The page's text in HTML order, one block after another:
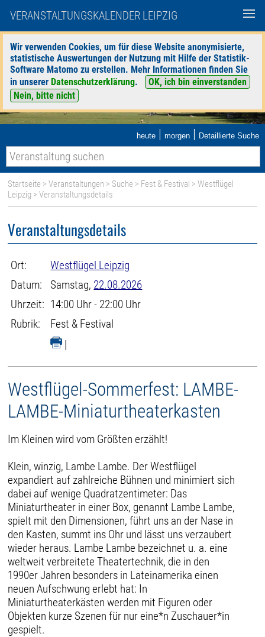
VERANSTALTUNGSKALENDER LEIPZIG
Wir verwenden Cookies, um für diese Website anonymisierte,
statistische Auswertungen der Nutzung mit Hilfe der Statistik-
Software Matomo zu erstellen. Mehr Informationen finden Sie
in unserer Datenschutzerklärung.
OK, ich bin einverstanden
Nein, bitte nicht
heute | morgen | Detaillierte Suche
Startseite >Veranstaltungen > Suche > Fest & Festival >Westflügel
Leipzig > Veranstaltungsdetails
Veranstaltungsdetails
Ort:
Westflügel Leipzig
Datum:
Samstag, 22.08.2026
Uhrzeit: 14:00 Uhr - 22:00 Uhr
Rubrik:
Fest & Festival
|
Westflügel-Sommerfest: LAMBE-
LAMBE-Miniaturtheaterkasten
Im Kleinen wird vom Größten erzählt!
Klein, winzig, Lambe Lambe. Der Westflügel
expandiert auf zahlreiche Bühnen und minimiert sich
dabei auf wenige Quadratzentimeter: Das
Miniaturtheater in einer Box, genannt Lambe Lambe,
spielt mit den Dimensionen, führt uns an der Nase in
den Kasten, summt ins Ohr und lässt uns verzaubert
wieder heraus. Lambe Lambe bezeichnet u. a. eine
weltweit verbreitete Theatertechnik, die in den
1990er Jahren besonders in Lateinamerika einen
neuen Aufschwung erlebt hat: In
Miniaturtheaterkästen werden mit Figuren oder
Objekten kurze Szenen für nur eine*n Zuschauer*in
gespielt.